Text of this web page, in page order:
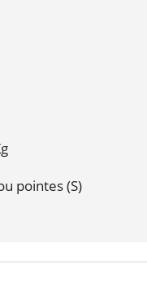
pointes (S)